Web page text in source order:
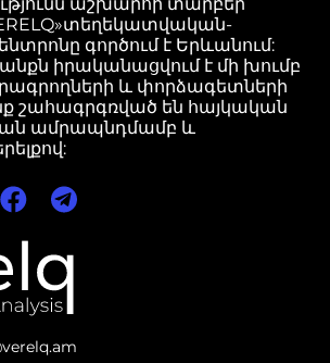
գործում է Երևանում:
իրականացվում է մի խումբ
և փորձագետների
շահագրգռված են հայկական
ամրապնդմամբ և